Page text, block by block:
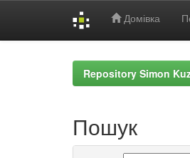
Домівка
Repository Simon
Пошук